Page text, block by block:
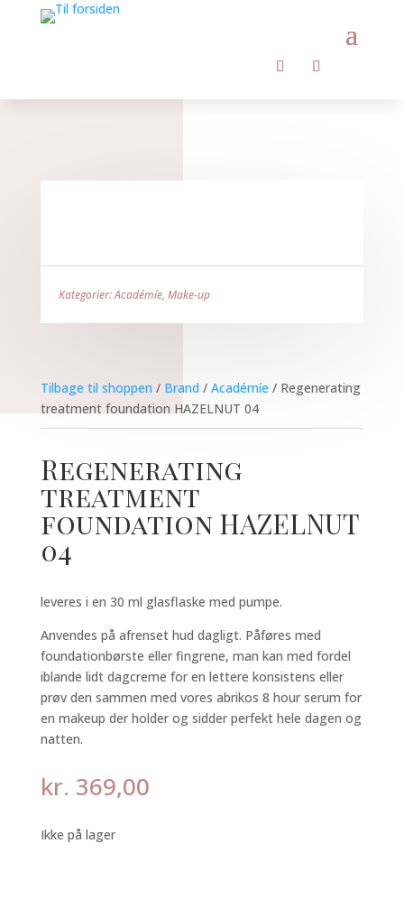
Kategorier:Académíe, Make-up
Tilbage til shoppen / Brand / Académíe / Regenerating
treatment foundation HAZELNUT 04
Regenerating
treatment
foundation HAZELNUT
04
leveres i en 30 ml glasflaske med pumpe.
Anvendes på afrenset hud dagligt. Påføres med
foundationbørste eller fingrene, man kan med fordel
iblande lidt dagcreme for en lettere konsistens eller
prøv den sammen med vores abrikos 8 hour serum for
en makeup der holder og sidder perfekt hele dagen og
natten.
kr. 369,00
Ikke på lager